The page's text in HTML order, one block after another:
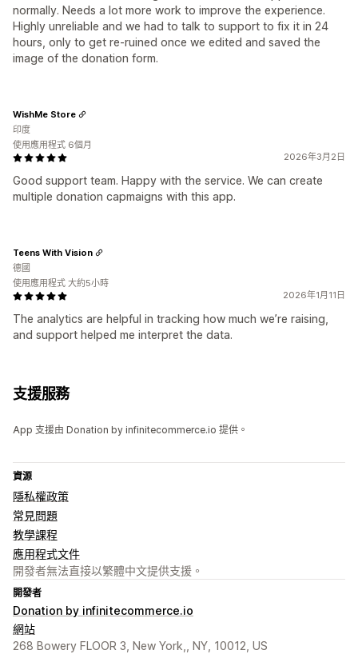
normally. Needs a lot more work to improve the experience.
Highly unreliable and we had to talk to support to fix it in 24
hours, only to get re-ruined once we edited and saved the
image of the donation form.
2026年3月2日
Good support team. Happy with the service. We can create
multiple donation capmaigns with this app.
WishMe Store
印度
使用應用程式 6個月
2026年1月11日
The analytics are helpful in tracking how much we’re raising,
and support helped me interpret the data.
Teens With Vision
德國
使用應用程式 大約5小時
支援服務
App 支援由 Donation by infinitecommerce.io 提供。
資源
隱私權政策
常見問題
教學課程
應用程式文件
開發者無法直接以繁體中文提供支援。
開發者
Donation by infinitecommerce.io
網站
268 Bowery FLOOR 3, New York,, NY, 10012, US